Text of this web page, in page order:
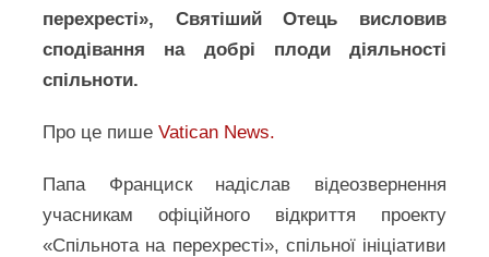
перехресті», Святіший Отець висловив
сподівання на добрі плоди діяльності
спільноти.
Про це пишеVatican News.
Папа Франциск надіслав відеозвернення
учасникам офіційного відкриття проекту
«Спільнота на перехресті», спільної ініціативи